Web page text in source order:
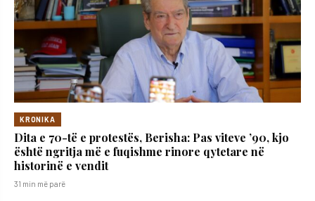
KRONIKA
Dita e 70-të e protestës, Berisha: Pas viteve ’90, kjo
është ngritja më e fuqishme rinore qytetare në
historinë e vendit
31 min më parë